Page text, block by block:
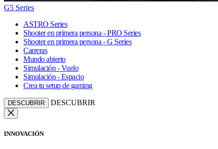
G5 Series
ASTRO Series
Shooter en primera persona - PRO Series
Shooter en primera persona - G Series
Carreras
Mundo abierto
Simulación - Vuelo
Simulación - Espacio
Crea tu setup de gaming
DESCUBRIR DESCUBRIR
INNOVACIÓN